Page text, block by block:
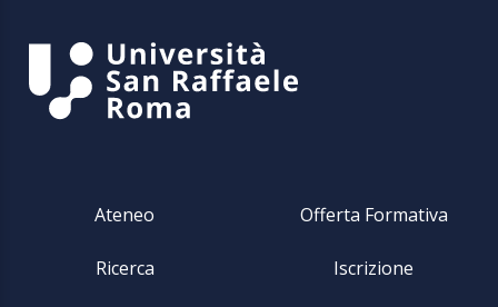
Ateneo Offerta Formativa
Ricerca Iscrizione